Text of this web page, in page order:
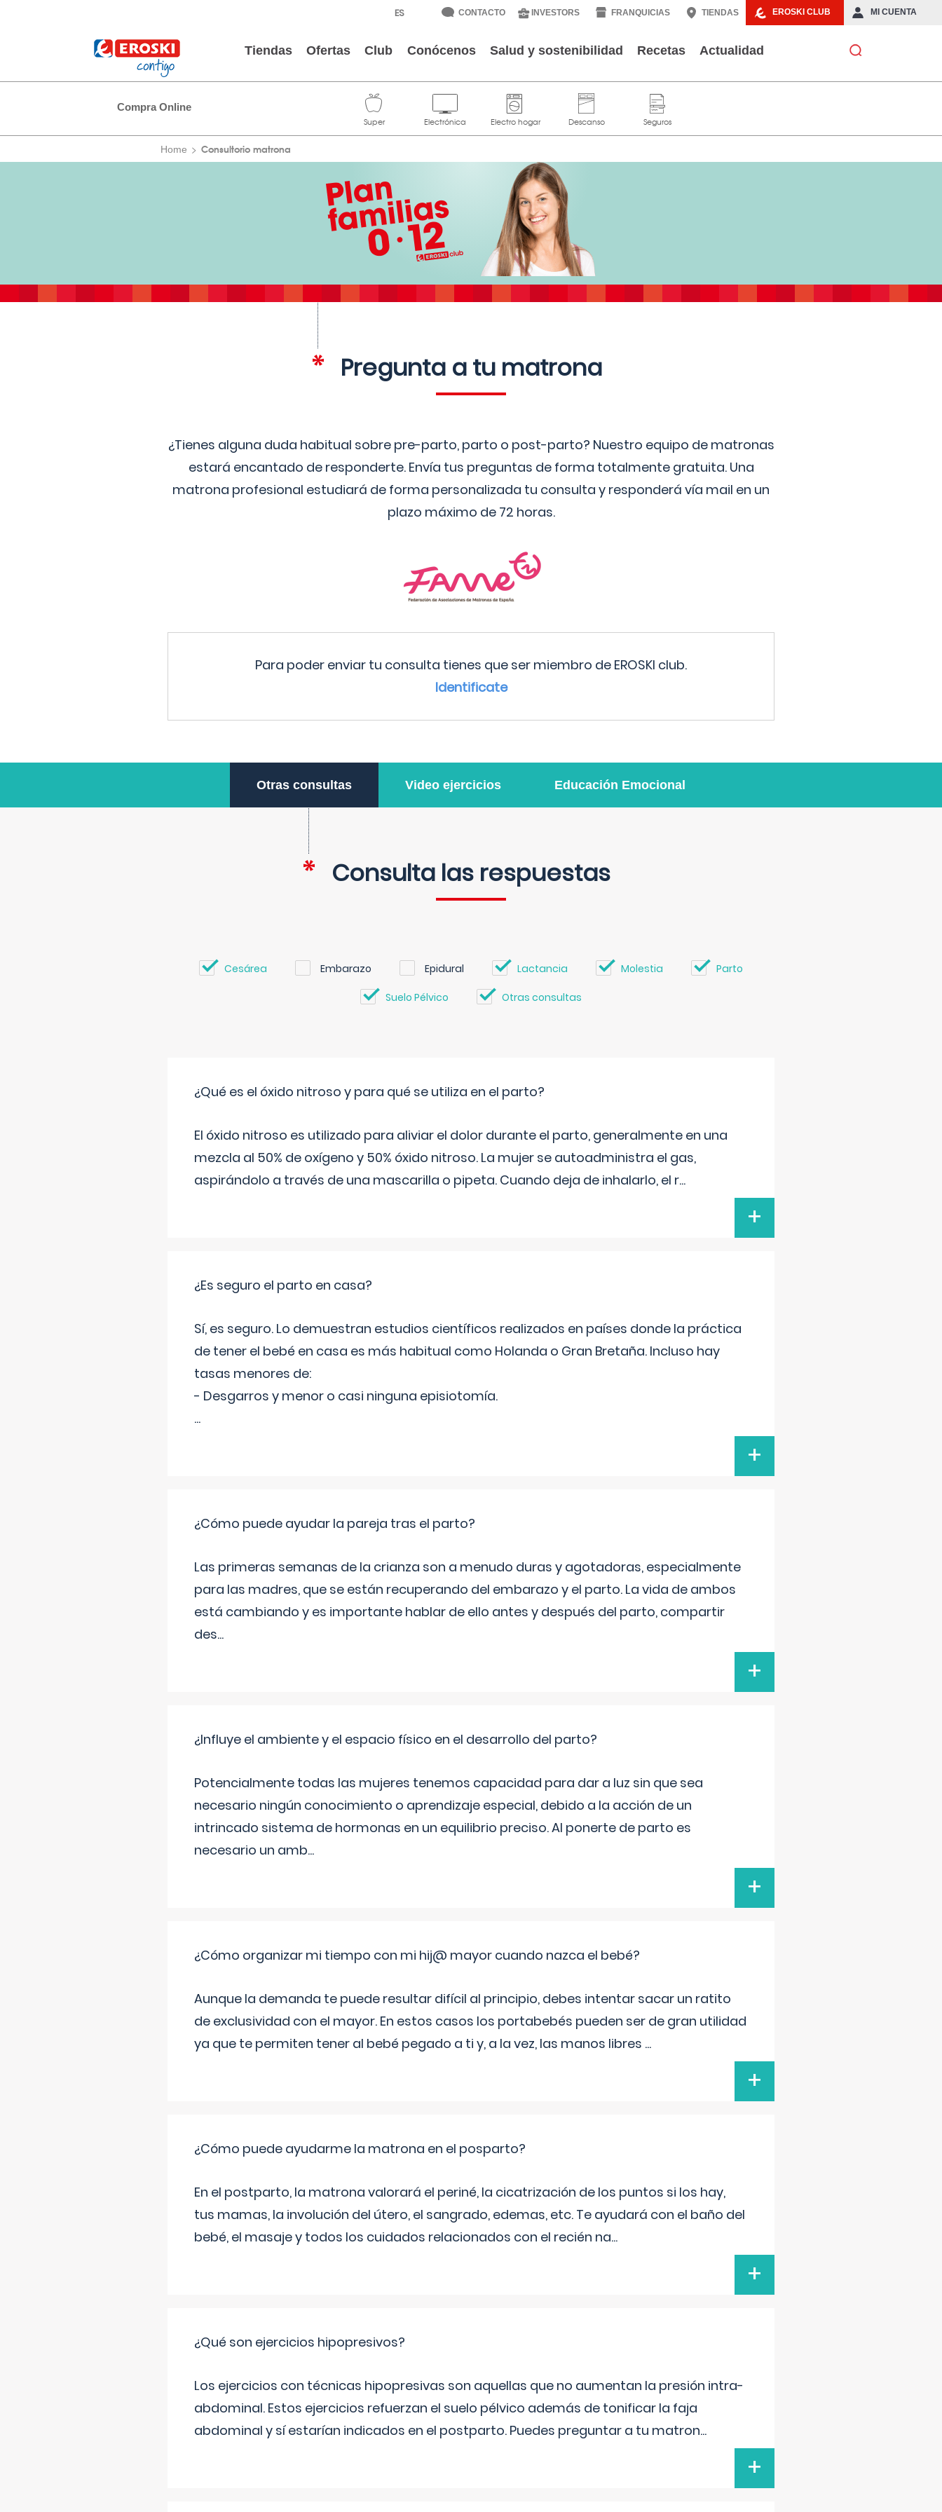
EROSKI CLUB MI CUENTA
CONTACTO INVESTORS FRANQUICIAS TIENDAS
Tiendas Ofertas Club Conócenos Salud y sostenibilidad Recetas Actualidad
Compra Online
Home Consultorio matrona
Pregunta a tu matrona
¿Tienes alguna duda habitual sobre pre-parto, parto o post-parto? Nuestro equipo de matronas
estará encantado de responderte. Envía tus preguntas de forma totalmente gratuita. Una
matrona profesional estudiará de forma personalizada tu consulta y responderá vía mail en un
plazo máximo de 72 horas.
Para poder enviar tu consulta tienes que ser miembro de EROSKI club.
Identificate
Otras consultas Video ejercicios Educación Emocional
Consulta las respuestas
Cesárea Embarazo Epidural Lactancia Molestia Parto
Suelo Pélvico Otras consultas
¿Qué es el óxido nitroso y para qué se utiliza en el parto?
El óxido nitroso es utilizado para aliviar el dolor durante el parto, generalmente en una
mezcla al 50% de oxígeno y 50% óxido nitroso. La mujer se autoadministra el gas,
aspirándolo a través de una mascarilla o pipeta. Cuando deja de inhalarlo, el r...
+
¿Es seguro el parto en casa?
Sí, es seguro. Lo demuestran estudios científicos realizados en países donde la práctica
de tener el bebé en casa es más habitual como Holanda o Gran Bretaña. Incluso hay
tasas menores de:
- Desgarros y menor o casi ninguna episiotomía.
...
+
¿Cómo puede ayudar la pareja tras el parto?
Las primeras semanas de la crianza son a menudo duras y agotadoras, especialmente
para las madres, que se están recuperando del embarazo y el parto. La vida de ambos
está cambiando y es importante hablar de ello antes y después del parto, compartir
des...
+
¿Influye el ambiente y el espacio físico en el desarrollo del parto?
Potencialmente todas las mujeres tenemos capacidad para dar a luz sin que sea
necesario ningún conocimiento o aprendizaje especial, debido a la acción de un
intrincado sistema de hormonas en un equilibrio preciso. Al ponerte de parto es
necesario un amb...
+
¿Cómo organizar mi tiempo con mi hij@ mayor cuando nazca el bebé?
Aunque la demanda te puede resultar difícil al principio, debes intentar sacar un ratito
de exclusividad con el mayor. En estos casos los portabebés pueden ser de gran utilidad
ya que te permiten tener al bebé pegado a ti y, a la vez, las manos libres ...
+
¿Cómo puede ayudarme la matrona en el posparto?
En el postparto, la matrona valorará el periné, la cicatrización de los puntos si los hay,
tus mamas, la involución del útero, el sangrado, edemas, etc. Te ayudará con el baño del
bebé, el masaje y todos los cuidados relacionados con el recién na...
+
¿Qué son ejercicios hipopresivos?
Los ejercicios con técnicas hipopresivas son aquellas que no aumentan la presión intra-
abdominal. Estos ejercicios refuerzan el suelo pélvico además de tonificar la faja
abdominal y sí estarían indicados en el postparto. Puedes preguntar a tu matron...
+